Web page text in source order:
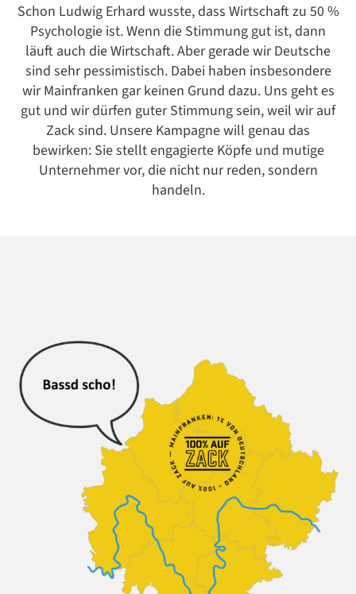
Schon Ludwig Erhard wusste, dass Wirtschaft zu 50 %
Psychologie ist. Wenn die Stimmung gut ist, dann
läuft auch die Wirtschaft. Aber gerade wir Deutsche
sind sehr pessimistisch. Dabei haben insbesondere
wir Mainfranken gar keinen Grund dazu. Uns geht es
gut und wir dürfen guter Stimmung sein, weil wir auf
Zack sind. Unsere Kampagne will genau das
bewirken: Sie stellt engagierte Köpfe und mutige
Unternehmer vor, die nicht nur reden, sondern
handeln.